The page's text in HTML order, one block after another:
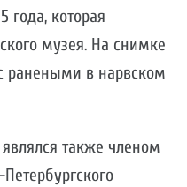
года, которая
музея. На снимке
ранеными в нарвском
также членом